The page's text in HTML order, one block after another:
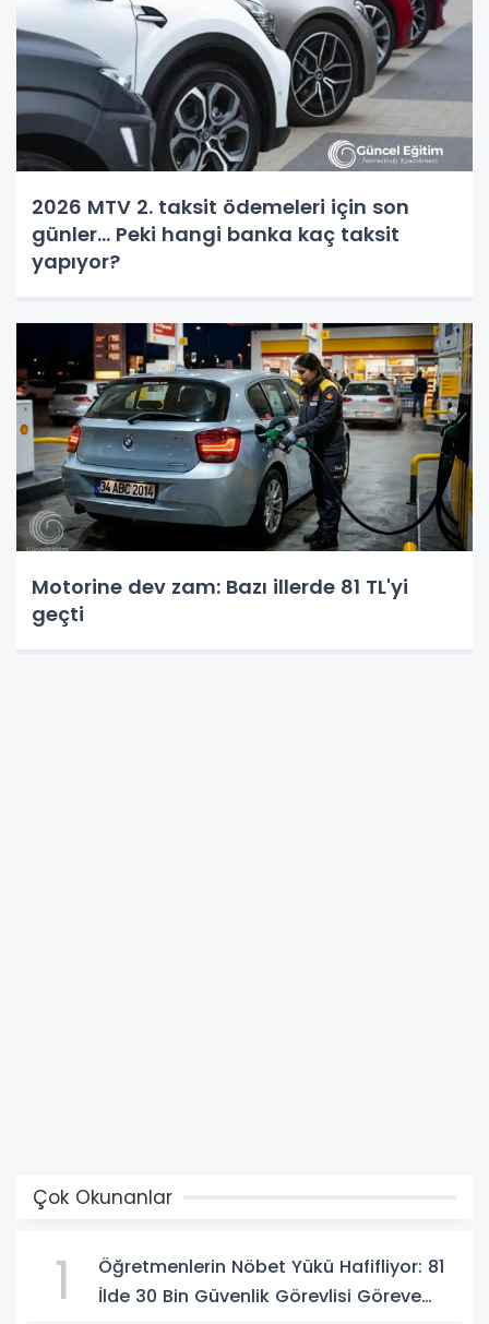
2026 MTV 2. taksit ödemeleri için son
günler... Peki hangi banka kaç taksit
yapıyor?
Motorine dev zam: Bazı illerde 81 TL'yi
geçti
Çok Okunanlar
1
Öğretmenlerin Nöbet Yükü Hafifliyor: 81
İlde 30 Bin Güvenlik Görevlisi Göreve